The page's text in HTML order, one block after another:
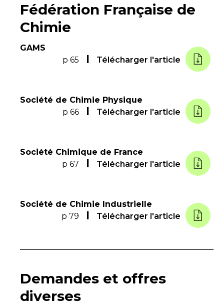
Fédération Française de
Chimie
GAMS
p 65
Télécharger l'article
Société de Chimie Physique
p 66
Télécharger l'article
Société Chimique de France
p 67
Télécharger l'article
Société de Chimie Industrielle
p 79
Télécharger l'article
Demandes et offres
diverses